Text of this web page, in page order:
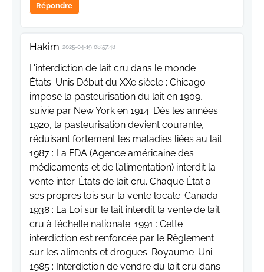
Répondre
Hakim 2025-04-19 08:57:48
L'interdiction de lait cru dans le monde :
États-Unis Début du XXe siècle : Chicago
impose la pasteurisation du lait en 1909,
suivie par New York en 1914. Dès les années
1920, la pasteurisation devient courante,
réduisant fortement les maladies liées au lait.
1987 : La FDA (Agence américaine des
médicaments et de l’alimentation) interdit la
vente inter-États de lait cru. Chaque État a
ses propres lois sur la vente locale. Canada
1938 : La Loi sur le lait interdit la vente de lait
cru à l’échelle nationale. 1991 : Cette
interdiction est renforcée par le Règlement
sur les aliments et drogues. Royaume-Uni
1985 : Interdiction de vendre du lait cru dans